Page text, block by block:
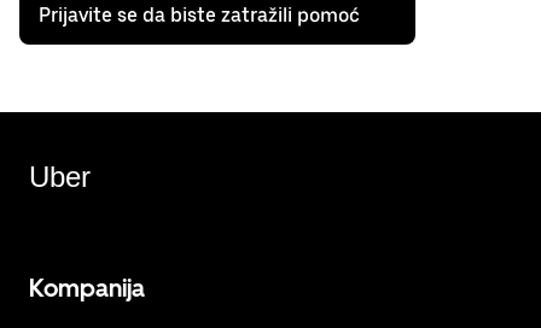
Prijavite se da biste zatražili pomoć
Uber
Kompanija